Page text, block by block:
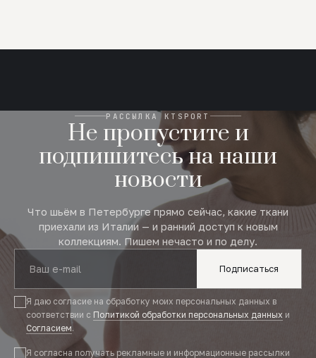
РАССЫЛКА KTSPORT
Не пропустите и
подпишитесь на наши
новости
Что шьём в Петербурге прямо сейчас, какие ткани
приехали из Италии — и ранний доступ к новым
коллекциям. Пишем нечасто и по делу.
Подписаться
Я даю согласие на обработку моих персональных данных в
соответствии с Политикой обработки персональных данных и
Согласием.
Я согласна получать рекламные и информационные рассылки